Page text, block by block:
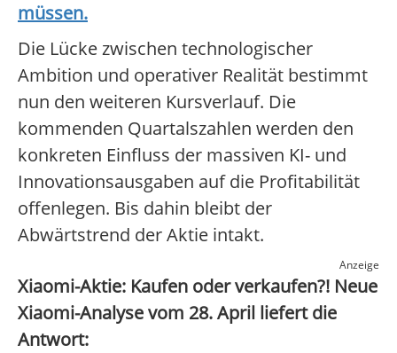
müssen.
Die Lücke zwischen technologischer
Ambition und operativer Realität bestimmt
nun den weiteren Kursverlauf. Die
kommenden Quartalszahlen werden den
konkreten Einfluss der massiven KI- und
Innovationsausgaben auf die Profitabilität
offenlegen. Bis dahin bleibt der
Abwärtstrend der Aktie intakt.
Anzeige
Xiaomi-Aktie: Kaufen oder verkaufen?! Neue
Xiaomi-Analyse vom 28. April liefert die
Antwort: